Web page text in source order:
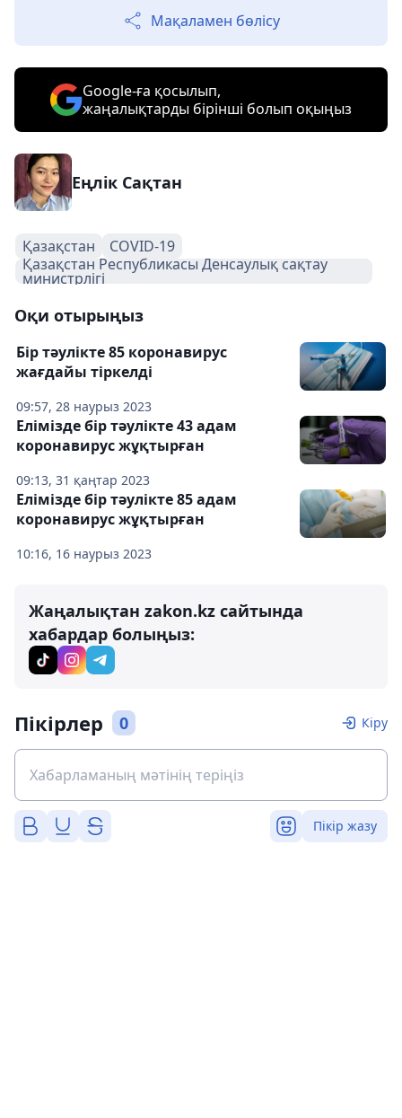
Мақаламен бөлісу
Google-ға қосылып,
жаңалықтарды бірінші болып оқыңыз
Еңлік Сақтан
Қазақстан
COVID-19
Қазақстан Республикасы Денсаулық сақтау
министрлігі
Оқи отырыңыз
09:57, 28 наурыз 2023
Бір тәулікте 85 коронавирус
жағдайы тіркелді
09:13, 31 қаңтар 2023
Елімізде бір тәулікте 43 адам
коронавирус жұқтырған
10:16, 16 наурыз 2023
Елімізде бір тәулікте 85 адам
коронавирус жұқтырған
Жаңалықтан zakon.kz сайтында
хабардар болыңыз:
Пікірлер 0 Кіру
Пікір жазу